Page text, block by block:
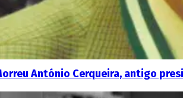
António Cerqueira, antigo